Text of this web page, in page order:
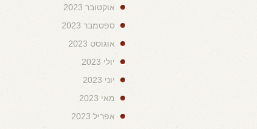
אוקטובר 2023
ספטמבר 2023
אוגוסט 2023
יולי 2023
יוני 2023
מאי 2023
אפריל 2023